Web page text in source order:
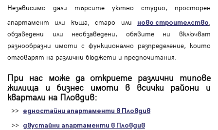
Независимо дали търсите уютно студио, просторен
апартамент или къща, старо или
ново строителство,
обзаведени или необзаведени, обявите ни включват
разнообразни имоти с функционално разпределение, които
отговарят на различни бюджети и предпочитания.
При нас може да откриете различни типове
жилища и бизнес имоти в всички райони и
квартали на Пловдив:
>> едностайни апартаменти в Пловдив
>> двустайни апартаменти в Пловдив